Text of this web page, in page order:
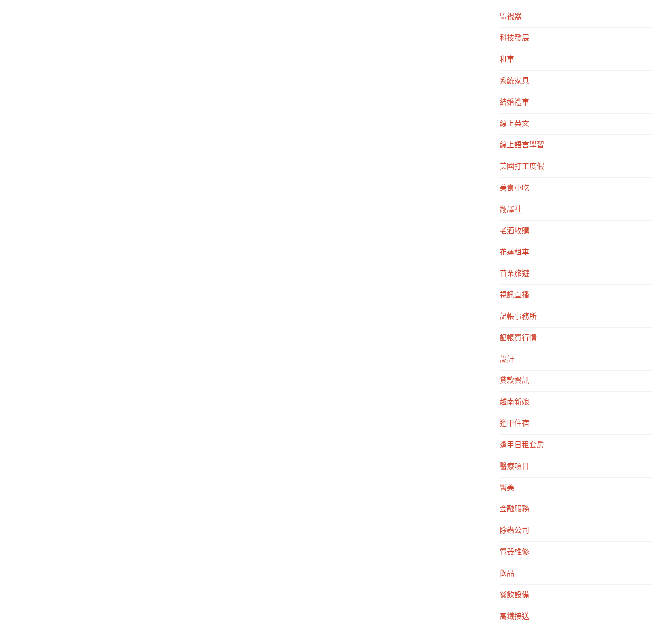
監視器
科技發展
租車
系統家具
結婚禮車
線上英文
線上語言學習
美國打工度假
美食小吃
翻譯社
老酒收購
花蓮租車
苗栗旅遊
視訊直播
記帳事務所
記帳費行情
設計
貸款資訊
越南新娘
逢甲住宿
逢甲日租套房
醫療項目
醫美
金融服務
除蟲公司
電器維修
飲品
餐飲設備
高鐵接送